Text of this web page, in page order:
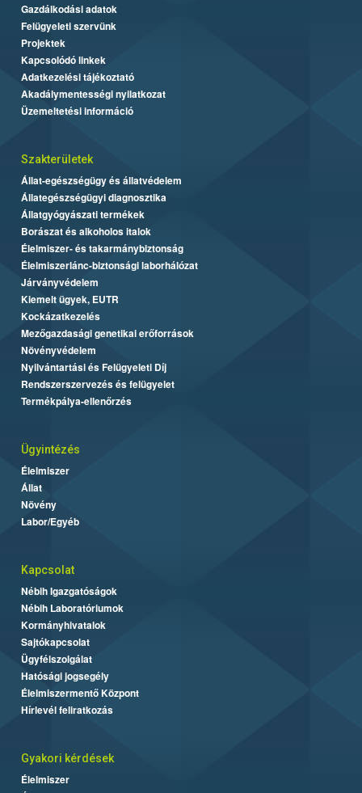
Gazdálkodási adatok
Felügyeleti szervünk
Projektek
Kapcsolódó linkek
Adatkezelési tájékoztató
Akadálymentességi nyilatkozat
Üzemeltetési információ
Szakterületek
Állat-egészségügy és állatvédelem
Állategészségügyi diagnosztika
Állatgyógyászati termékek
Borászat és alkoholos italok
Élelmiszer- és takarmánybiztonság
Élelmiszerlánc-biztonsági laborhálózat
Járványvédelem
Kiemelt ügyek, EUTR
Kockázatkezelés
Mezőgazdasági genetikai erőforrások
Növényvédelem
Nyilvántartási és Felügyeleti Díj
Rendszerszervezés és felügyelet
Termékpálya-ellenőrzés
Ügyintézés
Élelmiszer
Állat
Növény
Labor/Egyéb
Kapcsolat
Nébih Igazgatóságok
Nébih Laboratóriumok
Kormányhivatalok
Sajtókapcsolat
Ügyfélszolgálat
Hatósági jogsegély
Élelmiszermentő Központ
Hírlevél feliratkozás
Gyakori kérdések
Élelmiszer